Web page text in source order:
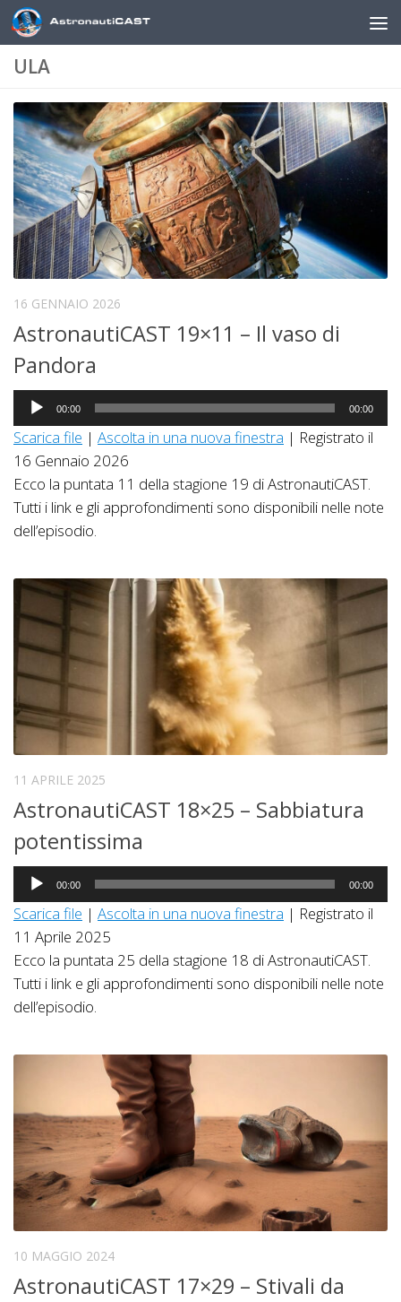
Sotto il contenuto
ULA
16 GENNAIO 2026
AstronautiCAST 19×11 – Il vaso di
Pandora
Audio
Player
00:00 00:00
Scarica file | Ascolta in una nuova finestra | Registrato il
16 Gennaio 2026
Ecco la puntata 11 della stagione 19 di AstronautiCAST.
Tutti i link e gli approfondimenti sono disponibili nelle note
dell’episodio.
11 APRILE 2025
AstronautiCAST 18×25 – Sabbiatura
potentissima
Audio
Player
00:00 00:00
Scarica file | Ascolta in una nuova finestra | Registrato il
11 Aprile 2025
Ecco la puntata 25 della stagione 18 di AstronautiCAST.
Tutti i link e gli approfondimenti sono disponibili nelle note
dell’episodio.
10 MAGGIO 2024
AstronautiCAST 17×29 – Stivali da